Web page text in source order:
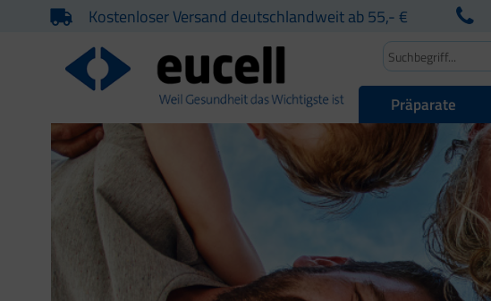
Kostenloser Versand deutschlandweit ab 55,- €
Präparate